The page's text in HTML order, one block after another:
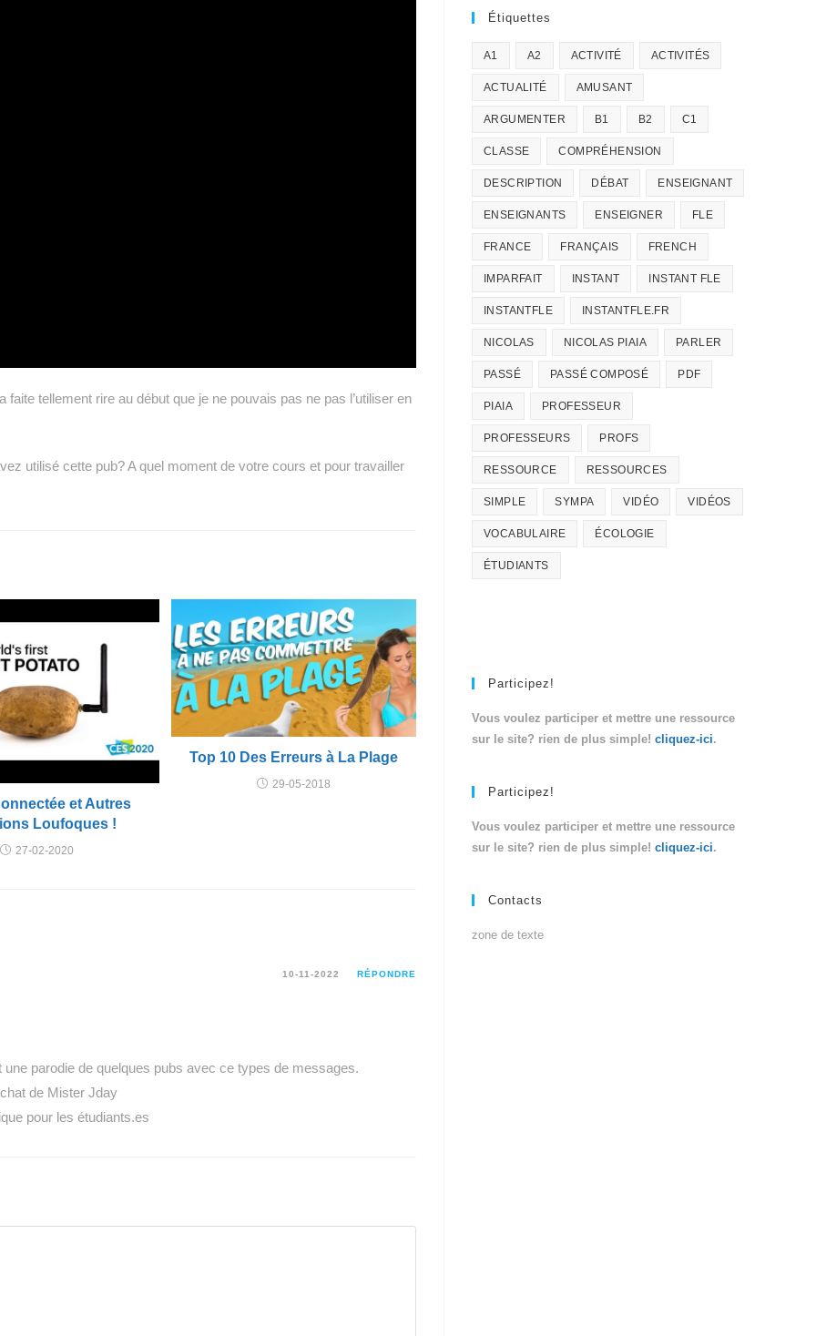
faite tellement rire au début que je ne pouvais pas ne pas l’utiliser en
utilisé cette pub? A quel moment de votre cours et pour travailler
et Autres
Loufoques !
27-02-2020
Top 10 Des Erreurs à La Plage
29-05-2018
10-11-2022 RÉPONDRE
parodie de quelques pubs avec ce types de messages.
de Mister Jday
pour les étudiants.es
Étiquettes
A1 A2 ACTIVITÉ ACTIVITÉS
ACTUALITÉ AMUSANT
ARGUMENTER B1 B2 C1
CLASSE COMPRÉHENSION
DESCRIPTION DÉBAT ENSEIGNANT
ENSEIGNANTS ENSEIGNER FLE
FRANCE FRANÇAIS FRENCH
IMPARFAIT INSTANT INSTANT FLE
INSTANTFLE INSTANTFLE.FR
NICOLAS NICOLAS PIAIA PARLER
PASSÉ PASSÉ COMPOSÉ PDF
PIAIA PROFESSEUR
PROFESSEURS PROFS
RESSOURCE RESSOURCES
SIMPLE SYMPA VIDÉO VIDÉOS
VOCABULAIRE ÉCOLOGIE
ÉTUDIANTS
Participez!
Vous voulez participer et mettre une ressource
sur le site? rien de plus simple! cliquez-ici.
Participez!
Vous voulez participer et mettre une ressource
sur le site? rien de plus simple! cliquez-ici.
Contacts
zone de texte